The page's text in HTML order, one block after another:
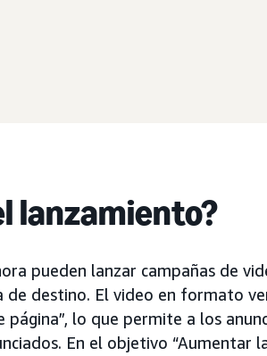
lanzamiento?
pueden lanzar campañas de
de destino. El video en formato
página”, lo que permite a los
En el objetivo “Aumentar